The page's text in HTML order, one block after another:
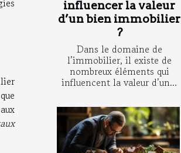
influencer la valeur
d’un bien immobilier
?
Dans le domaine de
l’immobilier, il existe de
nombreux éléments qui
influencent la valeur d’un...